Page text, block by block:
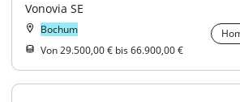
Vonovia SE
Bochum
Von 29.500,00 € bis 66.900,00 €